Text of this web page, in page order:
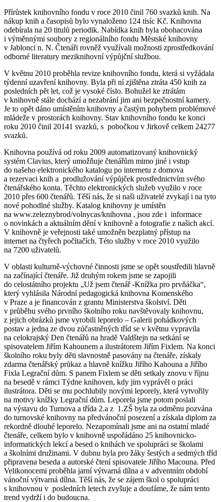
Přírůstek knihovního fondu v roce 2010 činil 760 svazků knih. Na
nákup knih a časopisů bylo vynaloženo 124 tisíc Kč. Knihovna
odebírala na 20 titulů periodik. Nabídka knih byla obohacována
i výměnnými soubory z regionálního fondu Městské knihovny
v Jablonci n. N. Čtenáři rovněž využívali možnosti zprostředkování
odborné literatury meziknihovní výpůjční službou.
V květnu 2010 proběhla revize knihovního fondu, která si vyžádala
týdenní uzavření knihovny. Byla při ní zjištěna ztráta 450 knih za
posledních pět let, což je vysoké číslo. Bohužel ke ztrátám
v knihovně stále dochází a nezabrání jim ani bezpečnostní kamery.
Je to opět dáno umístěním knihovny a častým pohybem problémové
mládeže v prostorách knihovny. Stav knihovního fondu ke konci
roku 2010 činil 20141 svazků, s pobočkou v Jirkově celkem 24277
svazků.
Knihovna používá od roku 2009 automatizovaný knihovnický
systém Clavius, který umožňuje čtenářům mimo jiné i vstup
do našeho elektronického katalogu po internetu z domova
a rezervaci knih a prodlužování výpůjček prostřednictvím svého
čtenářského konta. Těchto elektronických služeb využilo v roce
2010 přes 600 čtenářů. Těší nás, že si naši uživatelé zvykají i na tyto
nové pohodlné služby. Katalog knihovny je umístěn
na www.zeleznybrod/volnycas/knihovna , jsou zde i informace
o novinkách a aktuálním dění v knihovně a fotografie z našich akcí.
V knihovně je veřejnosti také umožněn bezplatný přístup na
internet na čtyřech počítačích. Této služby v roce 2010 využilo
na 7200 uživatelů.
V oblasti kulturně-výchovné činnosti jsme se opět soustředili hlavně
na začínající čtenáře. Již druhým rokem jsme se zapojili
do celostátního projektu „Už jsem čtenář -Knížka pro prvňáčka“,
který vyhlásila Národní pedagogická knihovna Komenského
v Praze a je financován z grantu Ministerstva školství. Děti
v průběhu svého prvního školního roku navštěvovaly knihovnu,
z jejich obrázků jsme vyrobili leporelo – Galerii pohádkových
postav a jedna ze dvou zúčastněných tříd se v květnu vypravila
na celokrajský Den čtenářů na hradě Valdštejn na setkání se
spisovatelem Jiřím Kahounem a ilustrátorem Jiřím Fixlem. Na konci
školního roku byly děti slavnostně pasovány na čtenáře, získaly
zdarma čtenářský průkaz a hlavně knížku Jiřího Kahouna a Jiřího
Fixla Legrační dům. S panem Fixlem se děti setkaly znovu v říjnu
na besedě v rámci Týdne knihoven, kdy jim vyprávěl o práci
ilustrátora. Děti se mu pochlubily novými leporely, která vytvořily
na motivy knížky Legrační dům. Leporela jsme potom poslali
na výstavu do Turnova a třída 2.a z 1.ZŠ byla za odměnu pozvána
do turnovské knihovny na předvánoční posezení a získala diplom za
rekordně dlouhé leporelo. Nezapomínali jsme ani na ostatní mladé
čtenáře, celkem bylo v knihovně uspořádáno 25 knihovnicko-
informatických lekcí a besed o knihách ve spolupráci se školami
a školními družinami. V dubnu byla pro žáky šestých a sedmých tříd
připravena beseda a autorské čtení spisovatele Jiřího Macouna. Před
Velikonocemi proběhla jarní výtvarná dílna a v adventním období
vánoční výtvarná dílna. Těší nás, že se zájem škol o spolupráci
s knihovnou v posledních letech zvyšuje a doufáme, že nám tento
trend vydrží i do budoucna.